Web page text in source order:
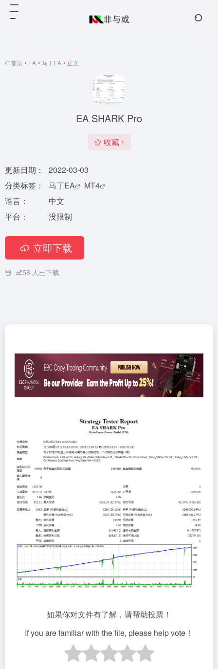
首页 • EA • 马丁EA • 正文
EA SHARK Pro
收藏 1
更新日期：
2022-03-03
分类标签：
马丁EA
MT4
语言：
中文
平台：
没限制
立即下载
58 人已下载
如果你对文件有了解，请帮助投票！
If you are familiar with the file, please help vote！